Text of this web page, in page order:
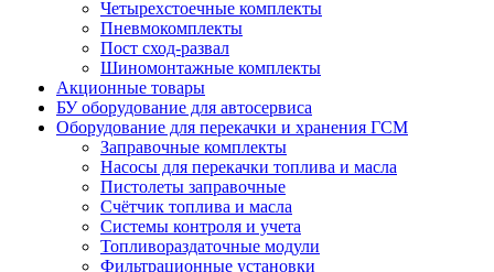
Четырехстоечные комплекты
Пневмокомплекты
Пост сход-развал
Шиномонтажные комплекты
Акционные товары
БУ оборудование для автосервиса
Оборудование для перекачки и хранения ГСМ
Заправочные комплекты
Насосы для перекачки топлива и масла
Пистолеты заправочные
Счётчик топлива и масла
Системы контроля и учета
Топливораздаточные модули
Фильтрационные установки